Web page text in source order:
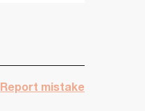
Report mistake